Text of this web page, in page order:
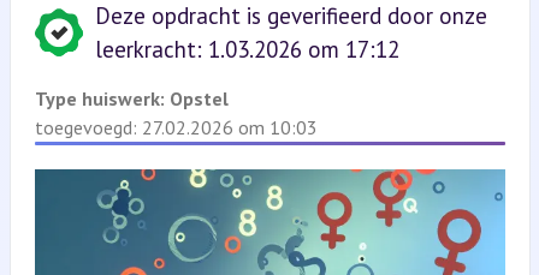
Deze opdracht is geverifieerd door onze
leerkracht: 1.03.2026 om 17:12
Type huiswerk: Opstel
toegevoegd: 27.02.2026 om 10:03